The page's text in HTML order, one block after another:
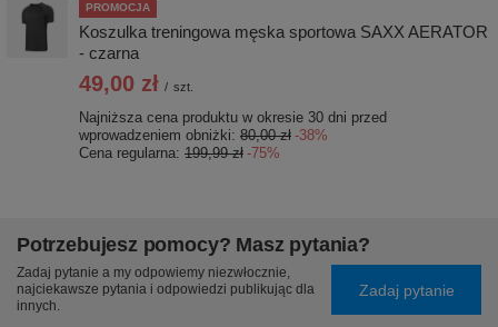
PROMOCJA
Koszulka treningowa męska sportowa SAXX AERATOR
- czarna
49,00 zł / szt.
Najniższa cena produktu w okresie 30 dni przed
wprowadzeniem obniżki: 80,00 zł -38%
Cena regularna: 199,99 zł -75%
Potrzebujesz pomocy? Masz pytania?
Zadaj pytanie a my odpowiemy niezwłocznie,
najciekawsze pytania i odpowiedzi publikując dla
innych.
Zadaj pytanie